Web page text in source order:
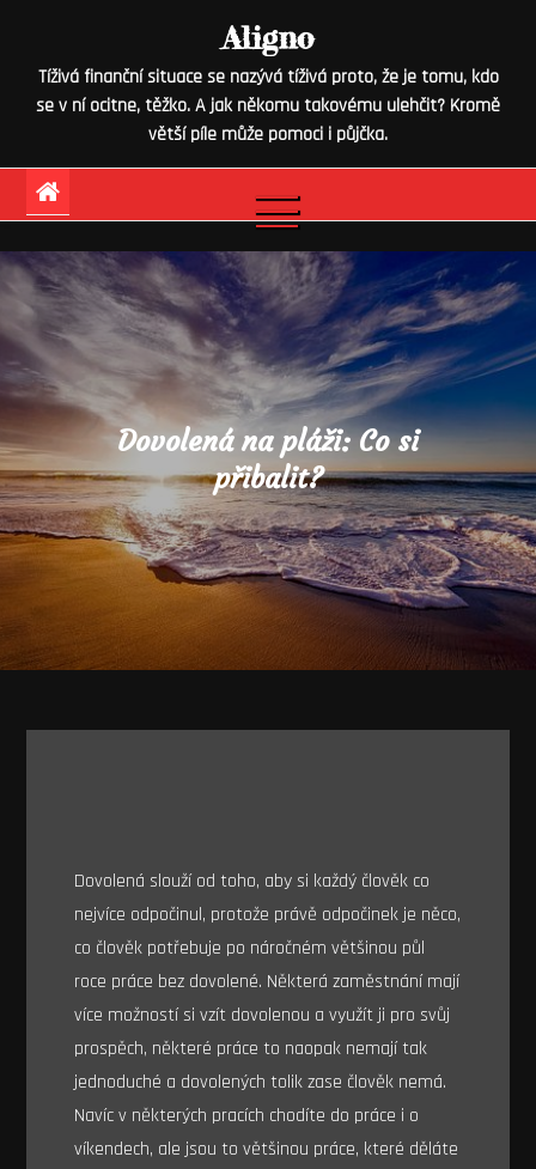
content
Aligno
Tíživá finanční situace se nazývá tíživá proto, že je tomu, kdo
se v ní ocitne, těžko. A jak někomu takovému ulehčit? Kromě
větší píle může pomoci i půjčka.
Dovolená na pláži: Co si
přibalit?
Dovolená slouží od toho, aby si každý člověk co
nejvíce odpočinul, protože právě odpočinek je něco,
co člověk potřebuje po náročném většinou půl
roce práce bez dovolené. Některá zaměstnání mají
více možností si vzít dovolenou a využít ji pro svůj
prospěch, některé práce to naopak nemají tak
jednoduché a dovolených tolik zase člověk nemá.
Navíc v některých pracích chodíte do práce i o
víkendech, ale jsou to většinou práce, které děláte